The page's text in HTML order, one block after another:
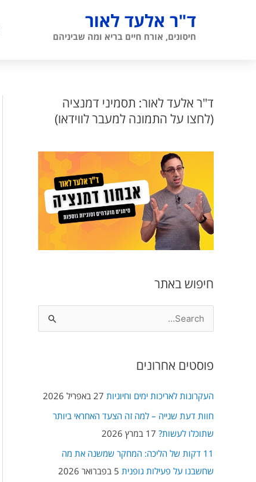
ד"ר אלעד לאור
חיסונים, אורח חיים בריא ומה שביניהם
ד"ר אלעד לאור: תסמיני דמנציה
(לחצו על התמונה למעבר לווידאו)
חיפוש באתר
r
c
פוסטים אחרונים
העקרונות לאריכות ימים וחיוניות 27 באפריל 2026
חוות דעת שנייה – למה זה הצעד האחראי ביותר
שתוכלו לעשות? 17 במרץ 2026
11 דקות של הליכה: המחקר שמשנה את מה
שחשבנו על פעילות גופנית 5 בפברואר 2026